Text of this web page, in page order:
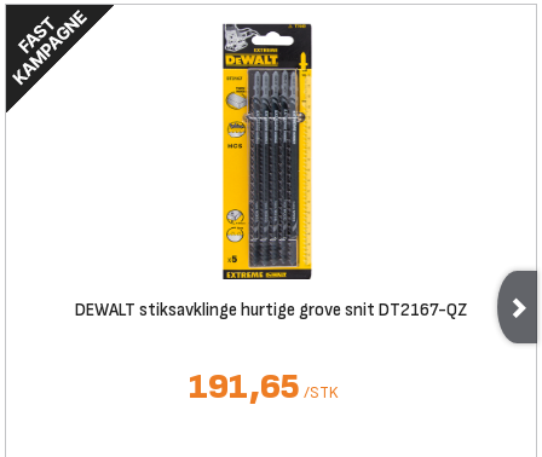
DEWALT stiksavklinge hurtige grove snit DT2167-QZ
191,65 /STK